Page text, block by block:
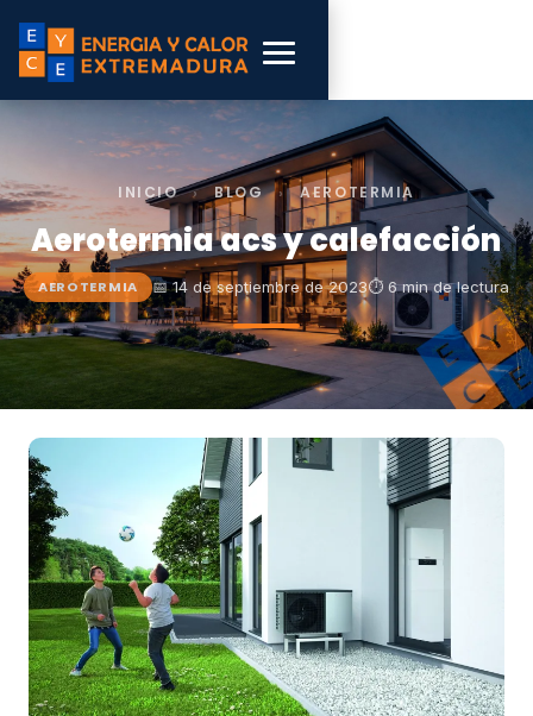
INICIO › BLOG › AEROTERMIA
Aerotermia acs y calefacción
AEROTERMIA 📅 14 de septiembre de 2023⏱ 6 min de lectura